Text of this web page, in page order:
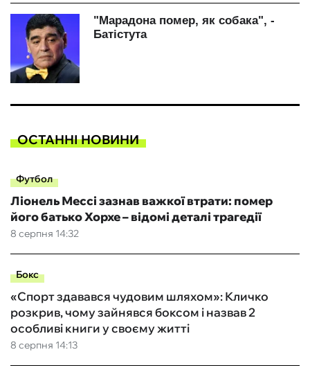
ОСТАННІ НОВИНИ
Футбол
8 серпня 14:32
Ліонель Мессі зазнав важкої втрати: помер
його батько Хорхе – відомі деталі трагедії
Бокс
8 серпня 14:13
«Спорт здавався чудовим шляхом»: Кличко
розкрив, чому зайнявся боксом і назвав 2
особливі книги у своєму житті